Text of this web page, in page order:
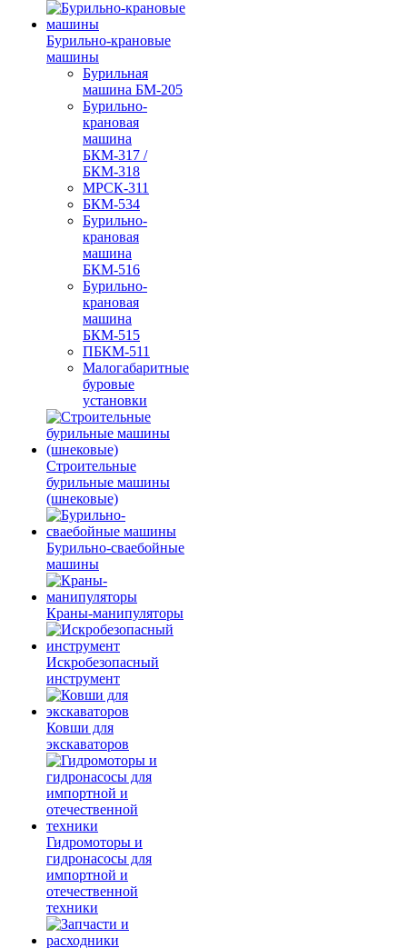
Бурильно-крановые
машины
Бурильная
машина БМ-205
Бурильно-
крановая
машина
БКМ-317 /
БКМ-318
МРСК-311
БКМ-534
Бурильно-
крановая
машина
БКМ-516
Бурильно-
крановая
машина
БКМ-515
ПБКМ-511
Малогабаритные
буровые
установки
Строительные
бурильные машины
(шнековые)
Бурильно-сваебойные
машины
Краны-манипуляторы
Искробезопасный
инструмент
Ковши для
экскаваторов
Гидромоторы и
гидронасосы для
импортной и
отечественной
техники